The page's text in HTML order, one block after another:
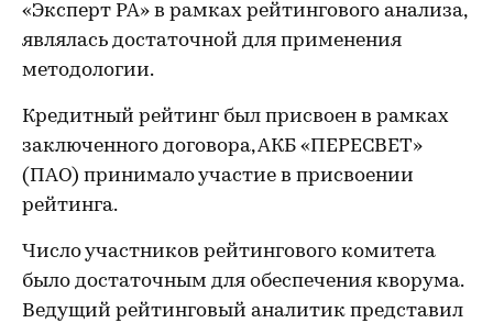
«Эксперт РА» в рамках рейтингового анализа,
являлась достаточной для применения
методологии.
Кредитный рейтинг был присвоен в рамках
заключенного договора, АКБ «ПЕРЕСВЕТ»
(ПАО) принимало участие в присвоении
рейтинга.
Число участников рейтингового комитета
было достаточным для обеспечения кворума.
Ведущий рейтинговый аналитик представил